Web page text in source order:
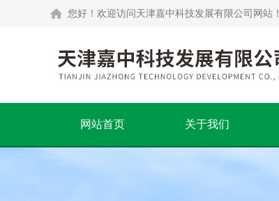
您好！欢迎访问天津嘉中科技发展有限公司网站！
网站首页 关于我们